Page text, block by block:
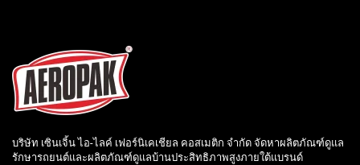
บริษัท เซินเจิ้น ไอ-ไลค์ เฟอร์นิเคเชียล คอสเมติก จำกัด จัดหาผลิตภัณฑ์ดูแล
รักษารถยนต์และผลิตภัณฑ์ดูแลบ้านประสิทธิภาพสูงภายใต้แบรนด์